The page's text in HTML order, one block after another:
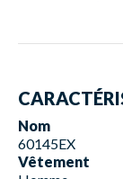
Nom
60145EX
Vêtement